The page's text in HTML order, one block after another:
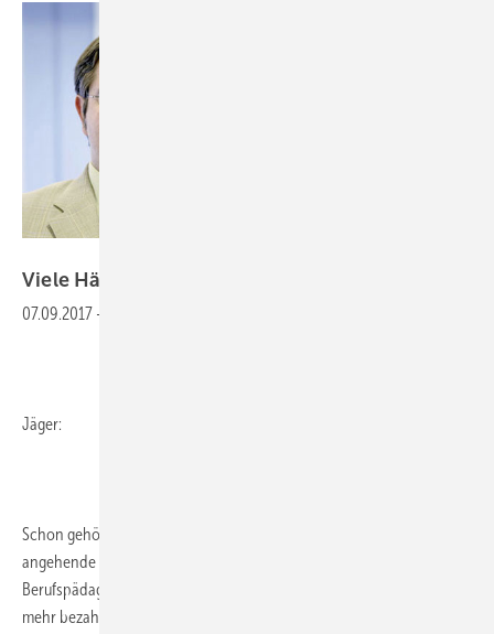
Viele Häuptlinge, wenig
07.09.2017 -
Jäger:
Schon gehört? Der Landtag in Niedersachsen hat beschlossen, dass
angehende Meister und Techniker, künftige Fachwirte und
Berufspädagogen im Land keine Lehrgangs- und Prüfungsgebühren
mehr bezahlen müssen. Die Entscheidung hebt den Stellenwert des